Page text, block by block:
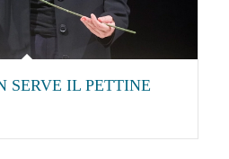
SERVE IL PETTINE